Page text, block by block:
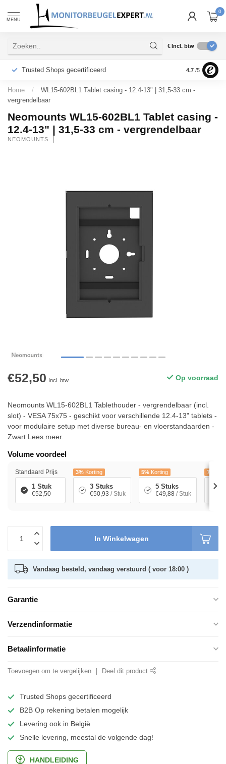
MENU
0
€Incl. btw
Trusted Shops gecertificeerd B2B Op
4.7 /5
Home /
WL15-602BL1 Tablet casing - 12.4-13" | 31,5-33 cm -
vergrendelbaar
Neomounts WL15-602BL1 Tablet casing -
12.4-13" | 31,5-33 cm - vergrendelbaar
NEOMOUNTS
€52,50 Incl. btw Op voorraad
Neomounts WL15-602BL1 Tablethouder - vergrendelbaar (incl.
slot) - VESA 75x75 - geschikt voor verschillende 12.4-13" tablets -
voor modulaire setup met diverse bureau- en vloerstandaarden -
Zwart Lees meer.
Volume voordeel
Standaard Prijs
1 Stuk
€52,50
3% Korting
3 Stuks
€50,93 / Stuk
5% Korting
5 Stuks
€49,88 / Stuk
7%
In Winkelwagen
Vandaag besteld, vandaag verstuurd ( voor 18:00 )
Garantie
Verzendinformatie
Betaalinformatie
Toevoegen om te vergelijken Deel dit product
Trusted Shops gecertificeerd
B2B Op rekening betalen mogelijk
Levering ook in België
Snelle levering, meestal de volgende dag!
HANDLEIDING